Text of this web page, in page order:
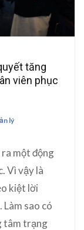
tăng
viên phục
lý
ra một động
Vì vậy là
kiệt lời
Làm sao có
tâm trạng